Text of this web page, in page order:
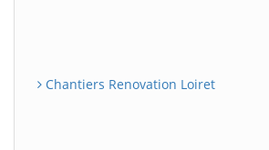
Chantiers Renovation Loiret